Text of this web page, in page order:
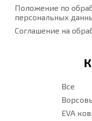
Положение по
персональных
Соглашение на
Все
EVA